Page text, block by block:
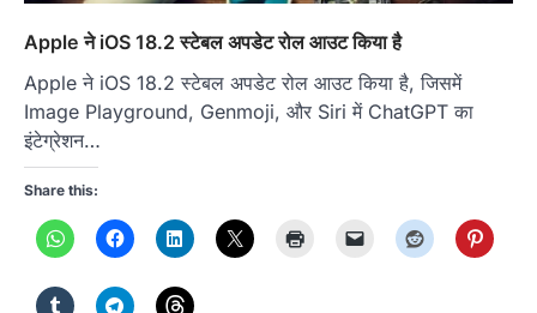
Apple ने iOS 18.2 स्टेबल अपडेट रोल आउट किया है
Apple ने iOS 18.2 स्टेबल अपडेट रोल आउट किया है, जिसमें
Image Playground, Genmoji, और Siri में ChatGPT का
इंटेग्रेशन…
Share this: